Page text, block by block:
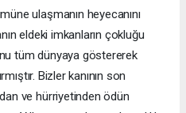
ulaşmanın heyecanını
eldeki imkanların çokluğu
tüm dünyaya göstererek
Bizler kanının son
ve hürriyetinden ödün